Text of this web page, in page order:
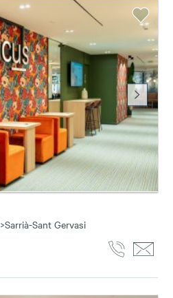
>Sarrià-Sant Gervasi